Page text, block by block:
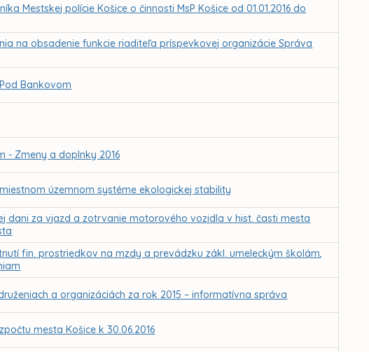
Mestskej polície Košice o činnosti MsP Košice od 01.01.2016 do
na obsadenie funkcie riaditeľa príspevkovej organizácie Správa
Bankovom
- Zmeny a doplnky 2016
územnom systéme ekologickej stability
dani za vjazd a zotrvanie motorového vozidla v hist. časti mesta
fin. prostriedkov na mzdy a prevádzku zákl. umeleckým školám,
a organizáciách za rok 2015 – informatívna správa
mesta Košice k 30.06.2016